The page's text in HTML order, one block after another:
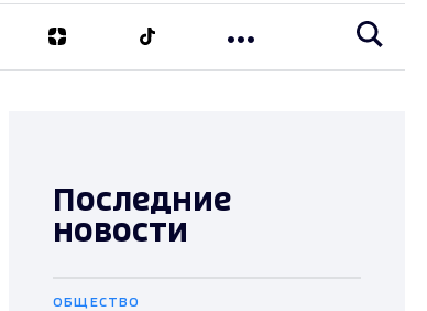
Последние
новости
ОБЩЕСТВО